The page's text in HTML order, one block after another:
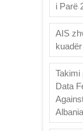
i Parë
AIS
Takimi
Data